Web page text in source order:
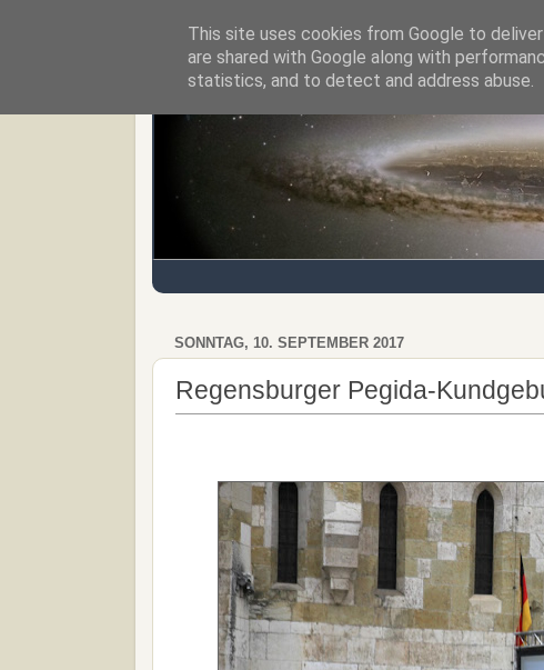
Regensburger Tagebuch
SONNTAG, 10. SEPTEMBER 2017
Regensburger Pegida-
This site uses cookies from Google to
are shared with Google along with
statistics, and to detect and address abuse.